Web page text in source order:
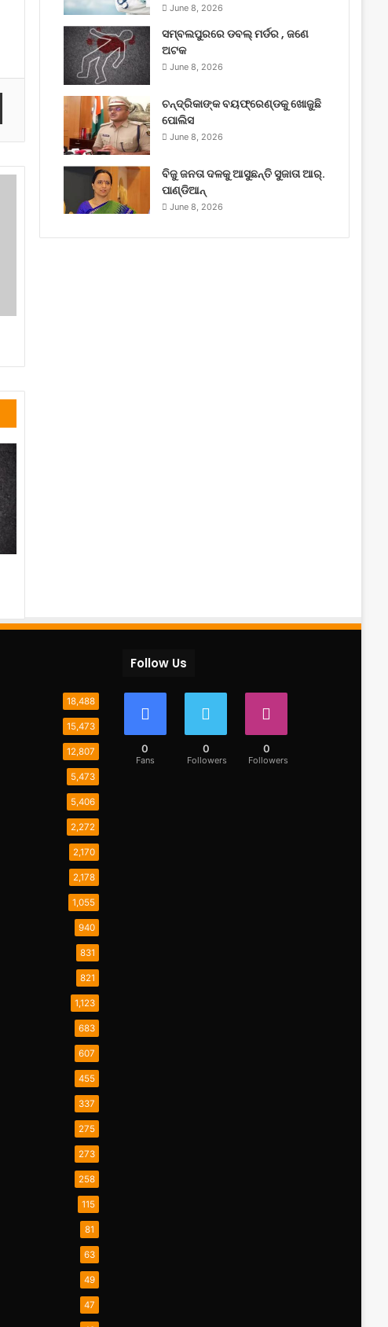
Share via Email
June 8, 2026
ସମ୍ବଲପୁରରେ ଡବଲ୍ ମର୍ଡର , ଜଣେ
ଅଟକ
June 8, 2026
ଚନ୍ଦ୍ରିକାଙ୍କ ବୟଫ୍ରେଣ୍ଡକୁ ଖୋଜୁଛି
ପୋଲିସ
June 8, 2026
ବିଜୁ ଜନତା ଦଳକୁ ଆସୁଛନ୍ତି ସୁଜାତା ଆର୍‌.
ପାଣ୍ଡିଆନ୍
June 8, 2026
18,488
15,473
12,807
5,473
5,406
2,272
2,170
2,178
1,055
940
831
821
1,123
683
607
455
337
275
273
258
115
81
63
49
47
Follow Us
0
Fans
0
Followers
0
Followers